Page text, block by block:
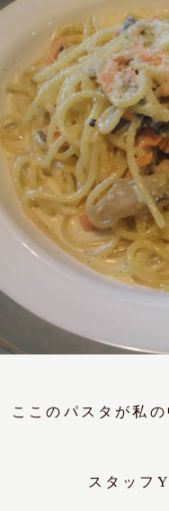
ここのパスタが私
スタッフ